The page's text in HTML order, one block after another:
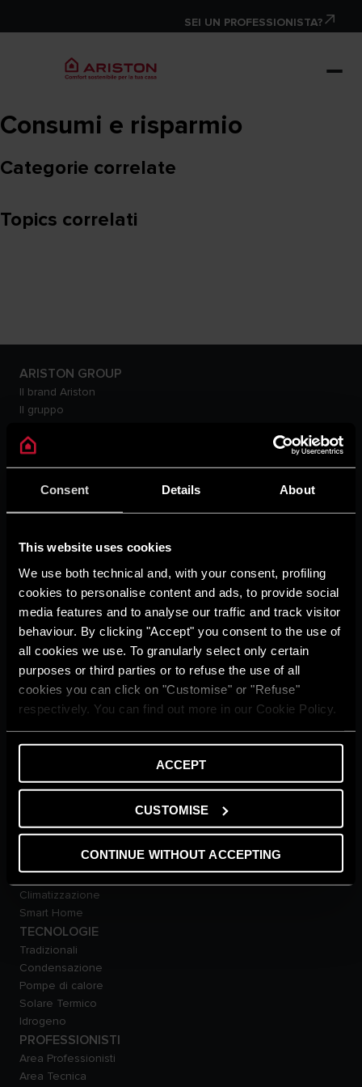
Consent Details About
This website uses cookies
We use both technical and, with your consent, profiling
cookies to personalise content and ads, to provide social
media features and to analyse our traffic and track visitor
behaviour. By clicking "Accept" you consent to the use of
all cookies we use. To granularly select only certain
purposes or third parties or to refuse the use of all
cookies you can click on "Customise" or "Refuse"
respectively. You can find out more in our Cookie Policy.
ACCEPT
CUSTOMISE
CONTINUE WITHOUT ACCEPTING
SEI UN PROFESSIONISTA?
Consumi e risparmio
Categorie correlate
Topics correlati
ARISTON GROUP
Il brand Ariston
Il gruppo
sostenibilità
THE COMFORT WAY
Consigli e Soluzioni
Guida agli Incentivi
Guida al Risparmio
Ariston With You
Glossario
SUPPORTO
Contattaci
assistenza
Detrazioni fiscali e incentivi
Avvisi Importanti
Area Dowload
FAQ
Caldaie
Pompe di calore
Solare Termico
Bollitori
Climatizzazione
Smart Home
TECNOLOGIE
Tradizionali
Condensazione
Pompe di calore
Solare Termico
Idrogeno
PROFESSIONISTI
Area Professionisti
Area Tecnica